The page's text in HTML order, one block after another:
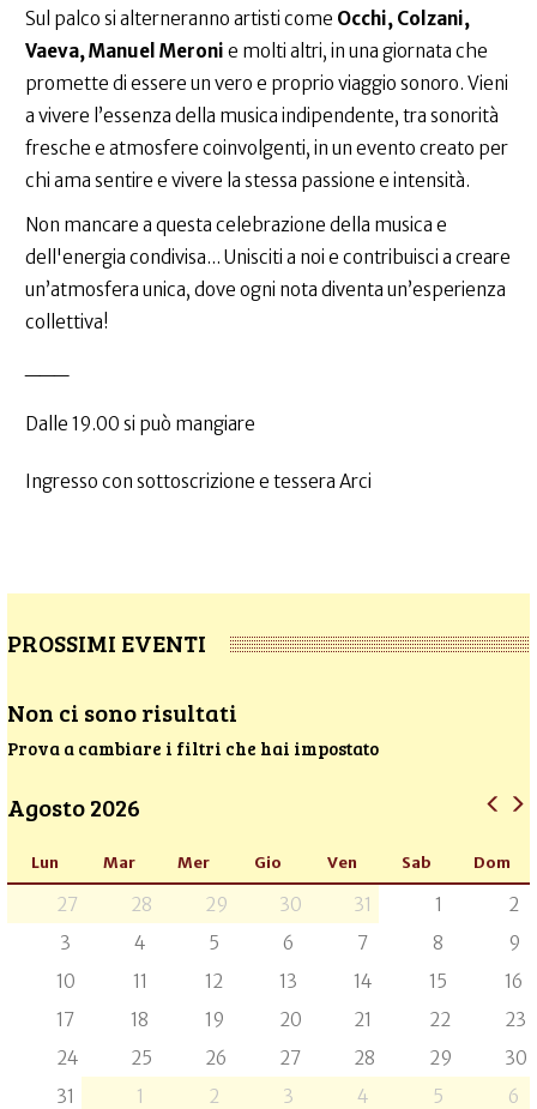
Sul palco si alterneranno artisti come Occhi, Colzani,
Vaeva, Manuel Meroni e molti altri, in una giornata che
promette di essere un vero e proprio viaggio sonoro. Vieni
a vivere l’essenza della musica indipendente, tra sonorità
fresche e atmosfere coinvolgenti, in un evento creato per
chi ama sentire e vivere la stessa passione e intensità.
Non mancare a questa celebrazione della musica e
dell'energia condivisa... Unisciti a noi e contribuisci a creare
un’atmosfera unica, dove ogni nota diventa un’esperienza
collettiva!
Dalle 19.00 si può mangiare
Ingresso con sottoscrizione e tessera Arci
PROSSIMI EVENTI
Non ci sono risultati
Prova a cambiare i filtri che hai impostato
Agosto 2026
Lun Mar Mer Gio Ven Sab Dom
27 28 29 30 31 1
2
3
4 5 6 7 8
9
10
11 12 13 14 15
16
17
18 19 20 21 22
23
24
25 26 27 28 29
30
31
1 2 3 4 5 6